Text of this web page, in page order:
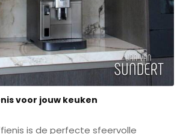
voor jouw keuken
is de perfecte sfeervolle